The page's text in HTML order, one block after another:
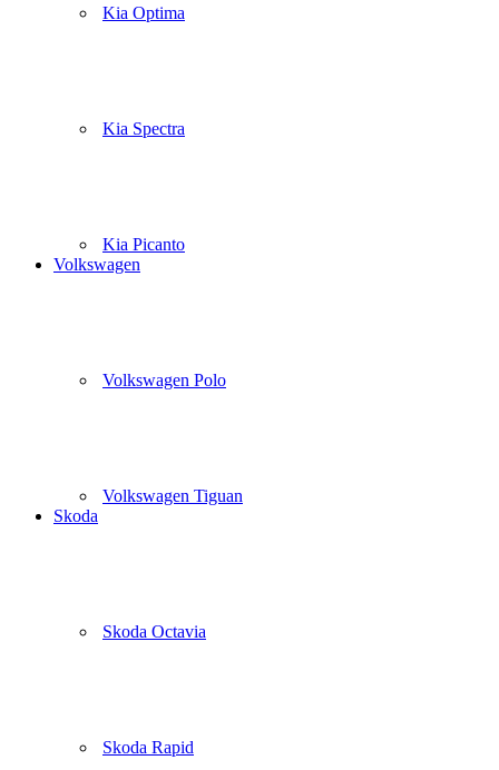
Kia Optima
Kia Spectra
Kia Picanto
Volkswagen
Volkswagen Polo
Volkswagen Tiguan
Skoda
Skoda Octavia
Skoda Rapid